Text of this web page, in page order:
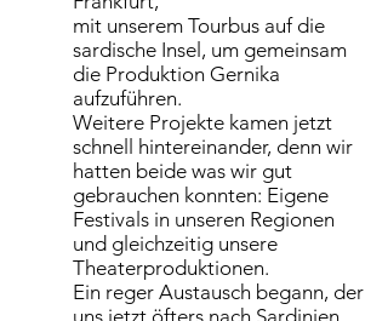
mit unserem Tourbus auf die
sardische Insel, um gemeinsam
die Produktion Gernika
aufzuführen.
Weitere Projekte kamen jetzt
schnell hintereinander, denn wir
hatten beide was wir gut
gebrauchen konnten: Eigene
Festivals in unseren Regionen
und gleichzeitig unsere
Theaterproduktionen.
Ein reger Austausch begann, der
uns jetzt öfters nach Sardinien